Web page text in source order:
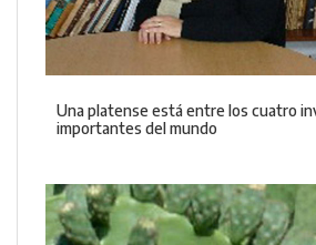
Una platense está entre los cuatro
importantes del mundo